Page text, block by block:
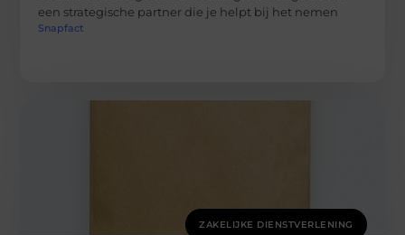
een strategische partner die je helpt bij het nemen
Snapfact
ZAKELIJKE DIENSTVERLENING